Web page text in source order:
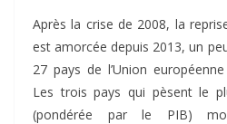
Après la crise de 2008, la
est amorcée depuis 2013, un
27 pays de l’Union
Les trois pays qui pèsent le
(pondérée par le PIB)